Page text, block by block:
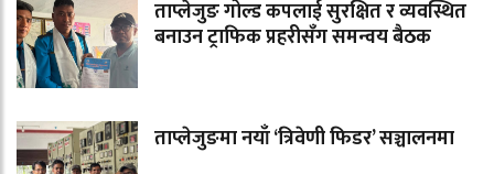
ताप्लेजुङ गोल्ड कपलाई सुरक्षित र व्यवस्थित
बनाउन ट्राफिक प्रहरीसँग समन्वय बैठक
ताप्लेजुङमा नयाँ ‘त्रिवेणी फिडर’ सञ्चालनमा